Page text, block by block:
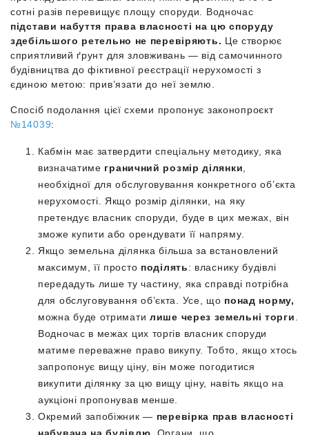
сотні разів перевищує площу споруди. Водночас
підстави набуття права власності на цю споруду
здебільшого ретельно не перевіряють. Це створює
сприятливий ґрунт для зловживань — від самочинного
будівництва до фіктивної реєстрації нерухомості з
єдиною метою: прив’язати до неї землю.
Спосіб подолання цієї схеми пропонує законопроєкт
№14039:
Кабмін має затвердити спеціальну методику, яка
визначатиме граничний розмір ділянки
необхідної для обслуговування конкретного об’єкта
нерухомості. Якщо розмір ділянки, на яку
претендує власник споруди, буде в цих межах, він
зможе купити або орендувати її напряму.
Якщо земельна ділянка більша за встановлений
максимум, її просто поділять: власнику будівлі
передадуть лише ту частину, яка справді потрібна
для обслуговування об’єкта. Усе, що понад норму,
можна буде отримати лише через земельні торги
Водночас в межах цих торгів власник споруди
матиме переважне право викупу. Тобто, якщо хтось
запропонує вищу ціну, він може погодитися
викупити ділянку за цю вищу ціну, навіть якщо на
аукціоні пропонував менше.
Окремий запобіжник — перевірка прав власності
набувача на будівлю. Органи, що